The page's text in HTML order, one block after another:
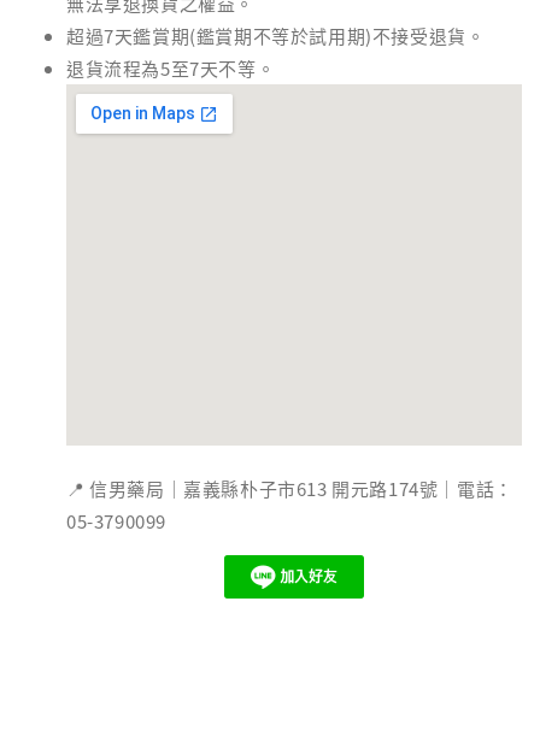
超過7天鑑賞期(鑑賞期不等於試用期)不接受退貨。
退貨流程為5至7天不等。
📍 信男藥局｜嘉義縣朴子市613 開元路174號｜電話：
05-3790099